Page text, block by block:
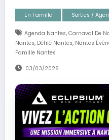
En Famille Sorties /
Agenda Nantes, Carnaval De
Nantes, Défilé Nantes, Nantes
Famille Nantes
03/03/2026